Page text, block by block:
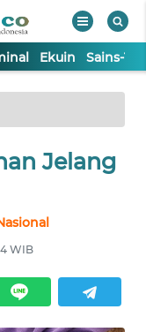
Ekuin Sains-
Jelang
WIB